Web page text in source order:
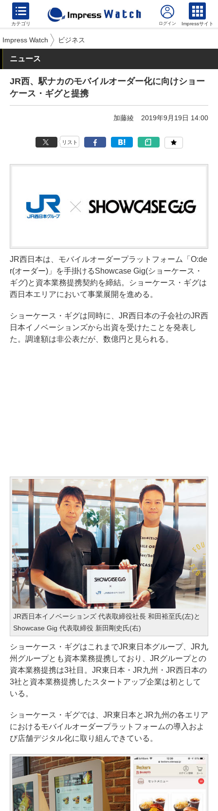
カテゴリ Impressサイト
Impress Watch ビジネス
ニュース
JR西、駅ナカのモバイルオーダー化に向けショー
ケース・ギグと提携
加藤綾 2019年9月19日 14:00
リスト
JR西日本は、モバイルオーダープラットフォーム「O:de
r(オーダー)」を手掛けるShowcase Gig(ショーケース・
ギグ)と資本業務提携契約を締結。ショーケース・ギグは
西日本エリアにおいて事業展開を進める。
ショーケース・ギグは同時に、JR西日本の子会社のJR西
日本イノベーションズから出資を受けたことを発表し
た。調達額は非公表だが、数億円と見られる。
JR西日本イノベーションズ 代表取締役社長 和田裕至氏(左)と
Showcase Gig 代表取締役 新田剛史氏(右)
ショーケース・ギグはこれまでJR東日本グループ、JR九
州グループとも資本業務提携しており、JRグループとの
資本業務提携は3社目。JR東日本・JR九州・JR西日本の
3社と資本業務提携したスタートアップ企業は初として
いる。
ショーケース・ギグでは、JR東日本とJR九州の各エリア
におけるモバイルオーダープラットフォームの導入およ
び店舗デジタル化に取り組んできている。